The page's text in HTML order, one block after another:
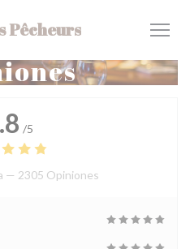
Pêcheurs
/5
— 2305 Opiniones